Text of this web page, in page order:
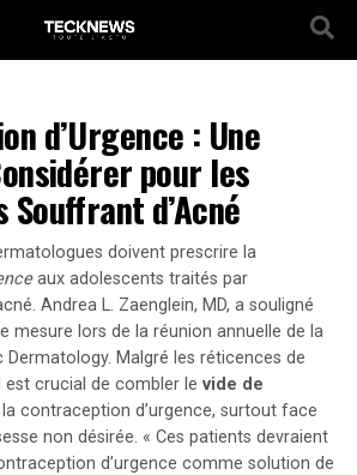
d’Urgence : Une
pour les
d’Acné
doivent prescrire la
aux adolescents traités par
Andrea L. Zaenglein, MD, a souligné
mesure lors de la réunion annuelle de la
Dermatology. Malgré les réticences de
est crucial de combler le vide de
contraception d’urgence, surtout face
non désirée. « Ces patients devraient
d’urgence comme solution de